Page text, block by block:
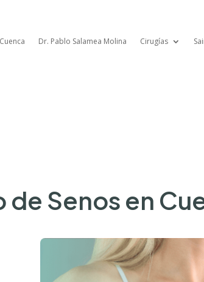
Dr. Pablo Salamea Molina Cirugías
de Senos en